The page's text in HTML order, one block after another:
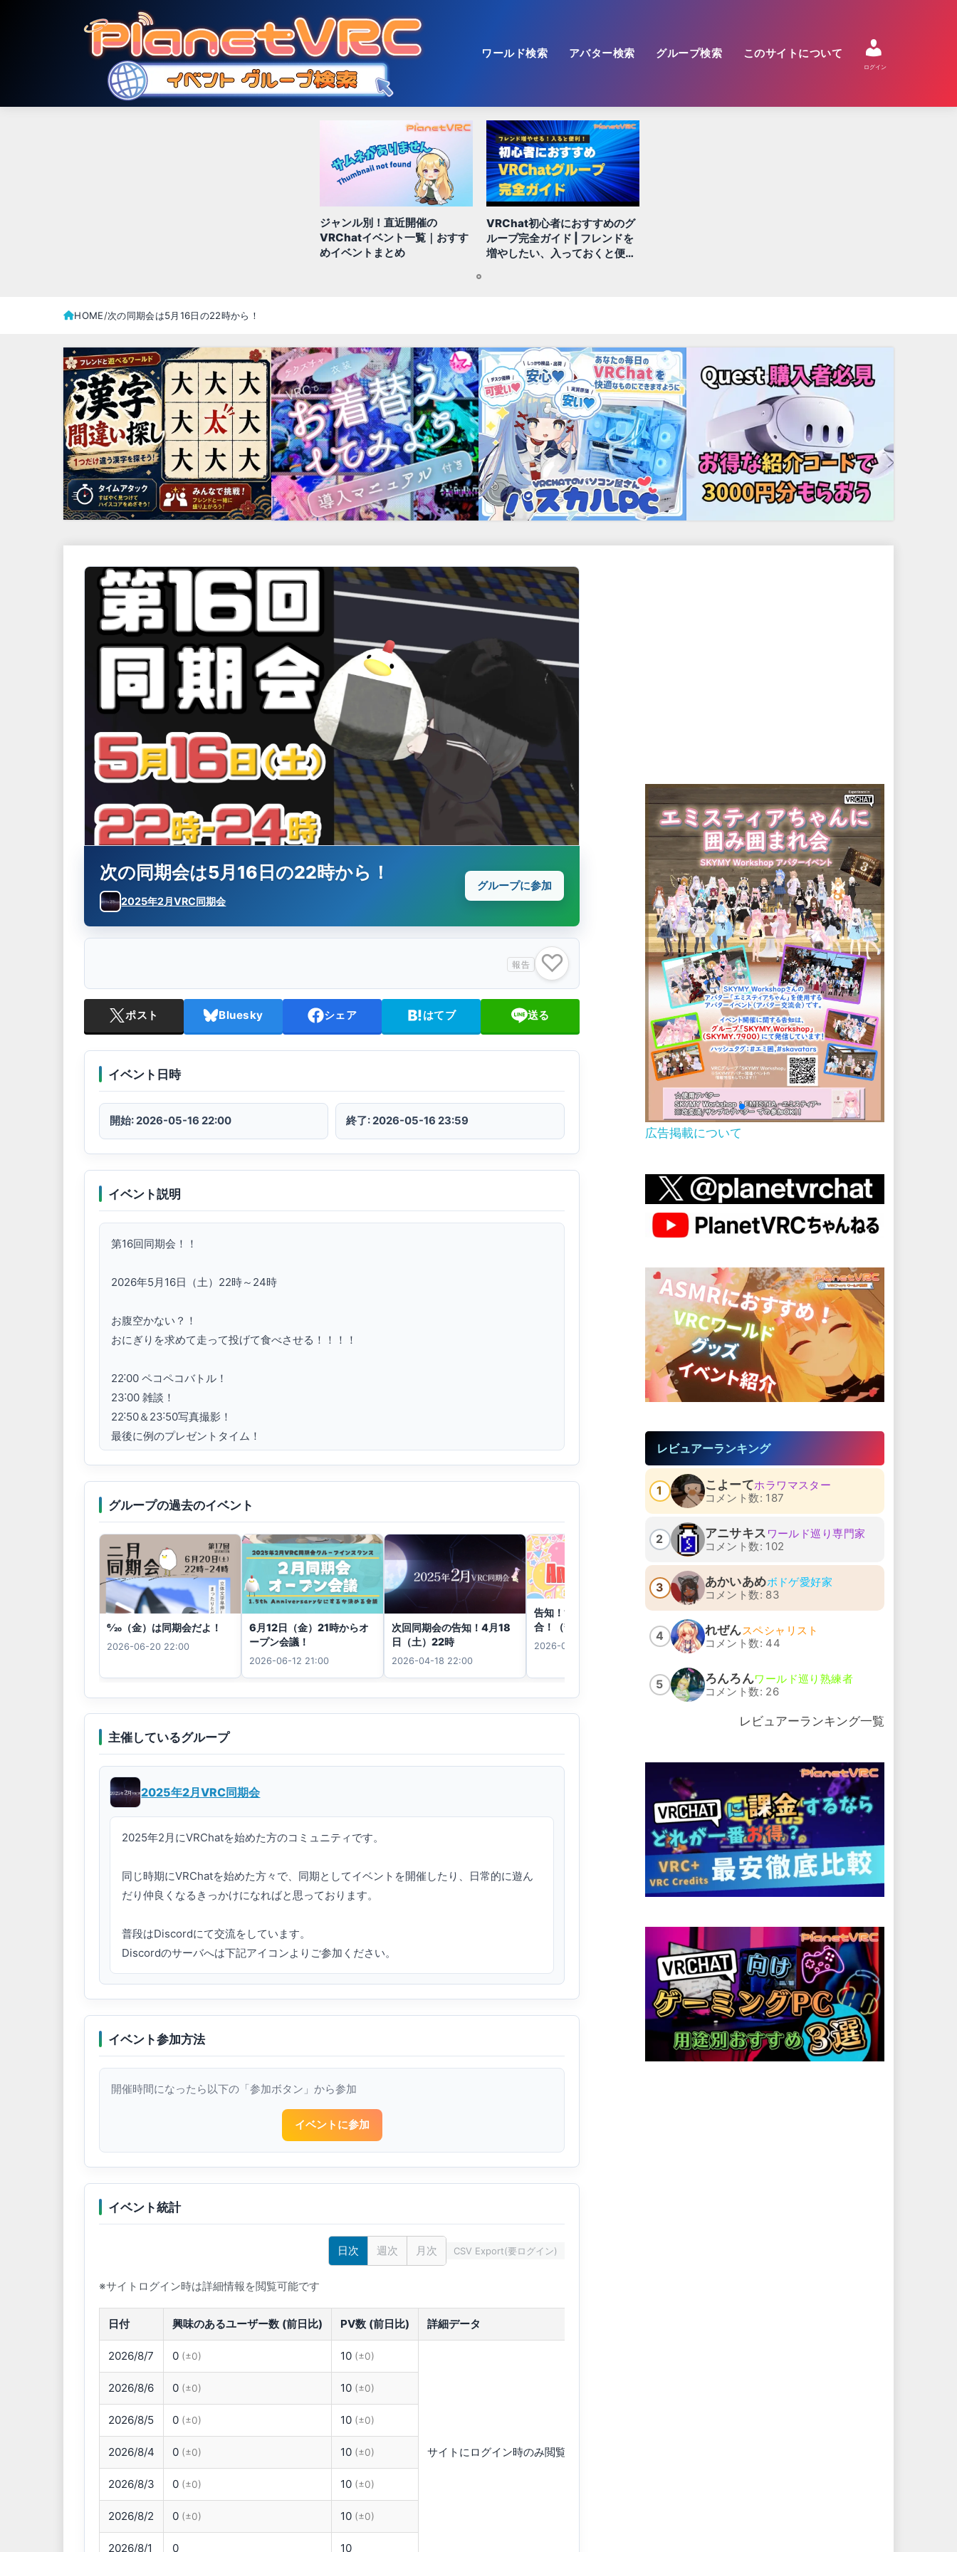
ワールド検索 アバター検索 グループ検索 このサイトについて
ログイン
ジャンル別！直近開催の
VRChatイベント一覧｜おすす
めイベントまとめ
VRChat初心者におすすめのグ
ループ完全ガイド | フレンドを
増やしたい、入っておくと便利
HOME 次の同期会は5月16日の22時から！
次の同期会は5月16日の22時から！
2025年2月VRC同期会
グループに参加
報告 ♡
ポスト Bluesky シェア はてブ 送る
イベント日時
開始: 2026-05-16 22:00 終了: 2026-05-16 23:59
イベント説明
第16回同期会！！
2026年5月16日（土）22時～24時
お腹空かない？！
おにぎりを求めて走って投げて食べさせる！！！！
22˸00 ペコペコバトル！
23˸00 雑談！
22˸50＆23˸50写真撮影！
最後に例のプレゼントタイム！
気軽に参加して雑談して交流しよ！！！
ポスター作成者
れーちょん
グループの過去のイベント
6⁄20（金）は同期会だよ！
2026-06-20 22:00
6月12日（金）21時からオ
ープン会議！
2026-06-12 21:00
次回同期会の告知！4月18
日（土）22時
2026-04-18 22:00
告知！1周年だヨ！全員集
合！（2⁄21 ＆ 2⁄22）
2026-02-21 21:00
主催しているグループ
2025年2月VRC同期会
2025年2月にVRChatを始めた方のコミュニティです。
同じ時期にVRChatを始めた方々で、同期としてイベントを開催したり、日常的に遊ん
だり仲良くなるきっかけになればと思っております。
普段はDiscordにて交流をしています。
Discordのサーバへは下記アイコンよりご参加ください。
イベント参加方法
開催時間になったら以下の「参加ボタン」から参加
イベントに参加
イベント統計
日次 週次 月次 CSV Export(要ログイン)
※サイトログイン時は詳細情報を閲覧可能です
日付 興味のあるユーザー数 (前日比) PV数 (前日比) 詳細データ
2026/8/7 0 (±0) 10 (±0)
サイトにログイン時のみ閲覧可能です。
2026/8/6 0 (±0) 10 (±0)
2026/8/5 0 (±0) 10 (±0)
2026/8/4 0 (±0) 10 (±0)
2026/8/3 0 (±0) 10 (±0)
2026/8/2 0 (±0) 10 (±0)
2026/8/1 0 10
広告掲載について
レビュアーランキング
1 こよーてホラワマスター
コメント数: 187
2 アニサキス ワールド巡り専門家
コメント数: 102
3 あかいあめボドゲ愛好家
コメント数: 83
4 れぜんスペシャリスト
コメント数: 44
5 ろんろんワールド巡り熟練者
コメント数: 26
レビュアーランキング一覧